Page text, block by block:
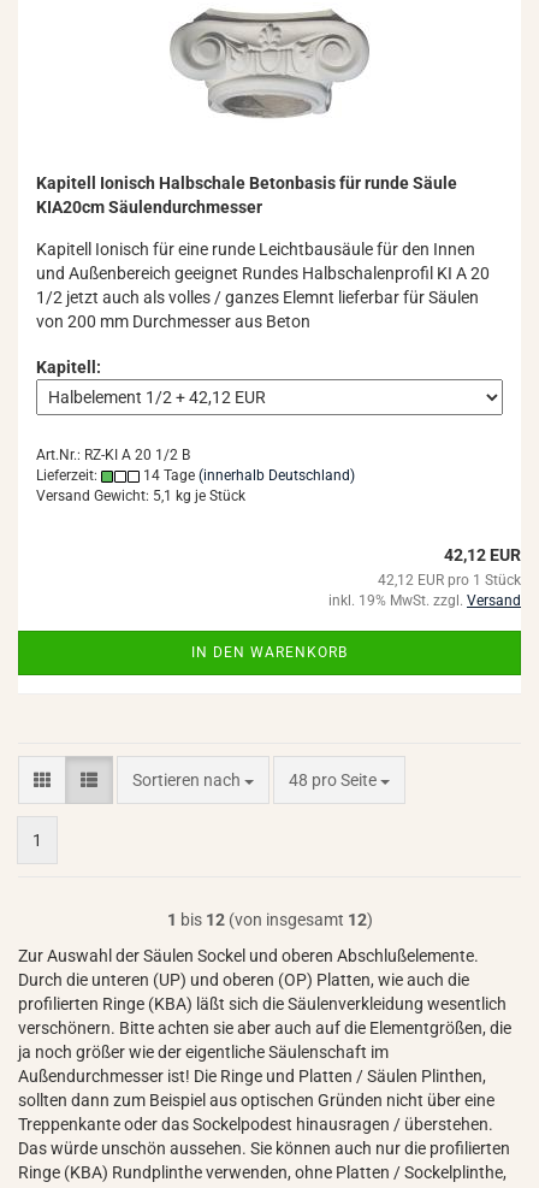
Ka­pi­tell Io­ni­sch Halb­scha­le Be­ton­ba­sis für runde Säule
KIA20cm Säu­len­durch­mes­ser
Ka­pi­tell Io­ni­sch für eine runde Leicht­bau­säu­le für den Innen
und Au­ßen­be­reich ge­eig­net Run­des Halb­scha­len­pro­fil KI A 20
1/2 jetzt auch als vol­les / gan­zes Elem­nt lie­fer­bar für Säu­len
von 200 mm Durch­mes­ser aus Beton
Kapitell:
Art.Nr.: RZ-KI A 20 1/2 B
Lieferzeit:
14 Tage (innerhalb Deutschland)
Versand Gewicht: 5,1 kg je Stück
42,12 EUR
42,12 EUR pro 1 Stück
inkl. 19% MwSt. zzgl. Versand
IN DEN WARENKORB
Sortieren nach
Sortieren nach 48 pro Seite
pro Seite
1
1 bis 12(von insgesamt 12)
Zur Auswahl der Säulen Sockel und oberen Abschlußelemente.
Durch die unteren (UP) und oberen (OP) Platten, wie auch die
profilierten Ringe (KBA) läßt sich die Säulenverkleidung wesentlich
verschönern. Bitte achten sie aber auch auf die Elementgrößen, die
ja noch größer wie der eigentliche Säulenschaft im
Außendurchmesser ist! Die Ringe und Platten / Säulen Plinthen,
sollten dann zum Beispiel aus optischen Gründen nicht über eine
Treppenkante oder das Sockelpodest hinausragen / überstehen.
Das würde unschön aussehen. Sie können auch nur die profilierten
Ringe (KBA) Rundplinthe verwenden, ohne Platten / Sockelplinthe,